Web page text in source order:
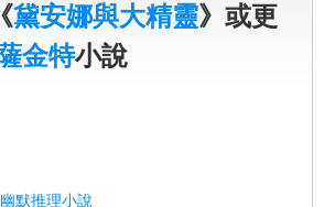
黛安娜與大精靈》或更
金特小說
默推理小說